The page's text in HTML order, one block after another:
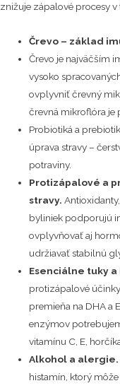
znižuje zápalové procesy v
Črevo – základ
Črevo je najväčším
vysoko
ovplyvniť črevný
črevná mikroflóra je
Probiotiká a
úprava stravy –
potraviny.
Protizápalové a
stravy.
byliniek podporujú
ovplyvňovať aj
udržiavať stabilnú
Esenciálne tuky
protizápalové
premieňa na DHA a
enzýmov
vitamínu C, E,
Alkohol a alergie.
histamín, ktorý